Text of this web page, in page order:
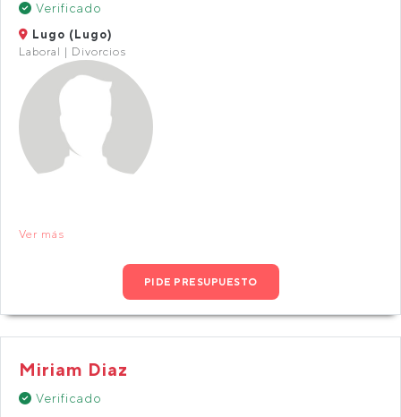
Verificado
Lugo (Lugo)
Laboral | Divorcios
Ver más
PIDE PRESUPUESTO
Miriam Diaz
Verificado